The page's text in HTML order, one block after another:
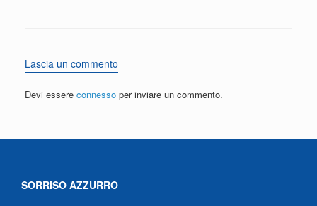
Lascia un commento
Devi essere connesso per inviare un commento.
SORRISO AZZURRO